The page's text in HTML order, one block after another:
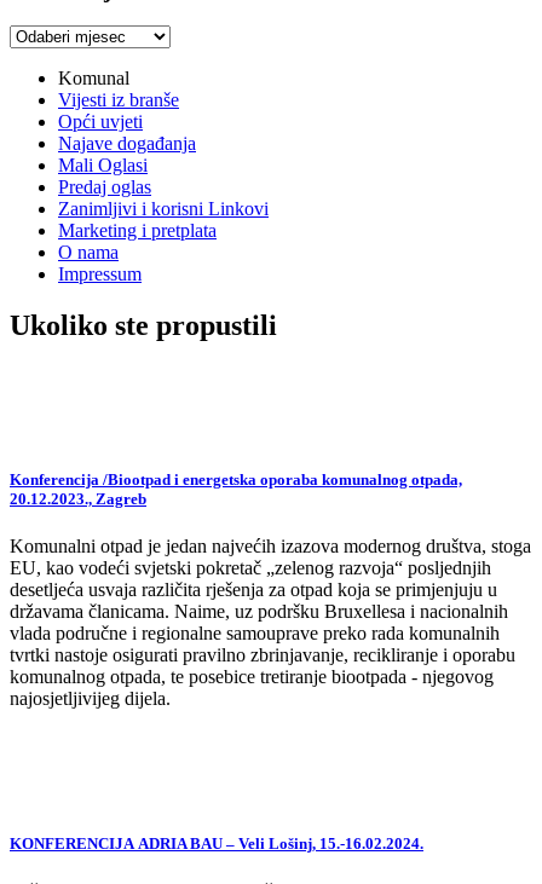
Arhiva
Komunal
Vijesti iz branše
Opći uvjeti
Najave događanja
Mali Oglasi
Predaj oglas
Zanimljivi i korisni Linkovi
Marketing i pretplata
O nama
Impressum
Ukoliko ste propustili
Konferencija /Biootpad i energetska oporaba komunalnog otpada,
20.12.2023., Zagreb
Komunalni otpad je jedan najvećih izazova modernog društva, stoga
EU, kao vodeći svjetski pokretač „zelenog razvoja“ posljednjih
desetljeća usvaja različita rješenja za otpad koja se primjenjuju u
državama članicama. Naime, uz podršku Bruxellesa i nacionalnih
vlada područne i regionalne samouprave preko rada komunalnih
tvrtki nastoje osigurati pravilno zbrinjavanje, recikliranje i oporabu
komunalnog otpada, te posebice tretiranje biootpada - njegovog
najosjetljivijeg dijela.
KONFERENCIJA ADRIA BAU – Veli Lošinj, 15.-16.02.2024.